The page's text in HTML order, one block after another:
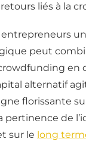
liés à la
peut
en
alternatif
florissante
de
sur le long